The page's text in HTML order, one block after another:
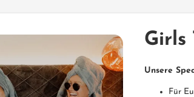
-25%
Girls
Unsere
Für